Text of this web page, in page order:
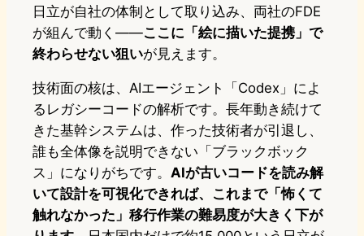
日立が自社の体制として取り込み、両社のFDE
が組んで動く——ここに「絵に描いた提携」で
終わらせない狙いが見えます。
技術面の核は、AIエージェント「Codex」によ
るレガシーコードの解析です。長年動き続けて
きた基幹システムは、作った技術者が引退し、
誰も全体像を説明できない「ブラックボック
ス」になりがちです。 AIが古いコードを読み解
いて設計を可視化できれば、これまで「怖くて
触れなかった」移行作業の難易度が大きく下が